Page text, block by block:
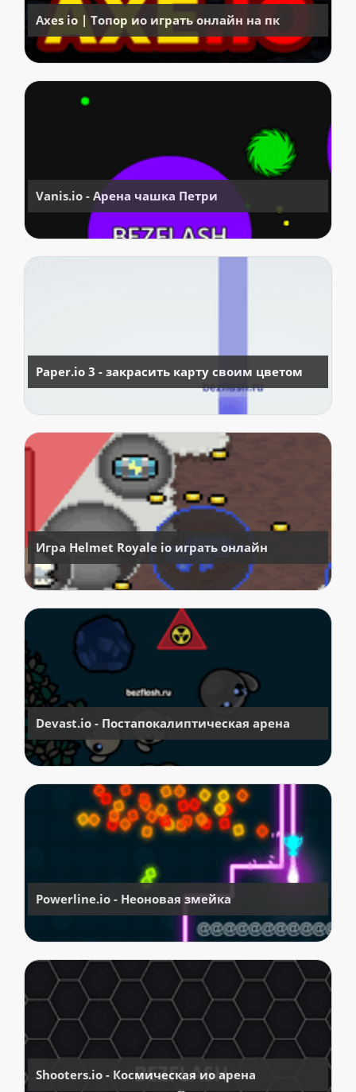
Axes io | Топор ио играть онлайн на пк
Vanis.io - Арена чашка Петри
Paper.io 3 - закрасить карту своим цветом
Игра Helmet Royale io играть онлайн
Devast.io - Постапокалиптическая арена
Powerline.io - Неоновая змейка
Shooters.io - Космическая ио арена